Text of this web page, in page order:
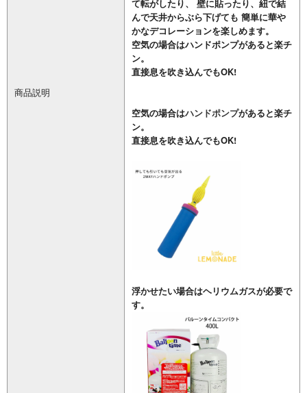
商品説明
て転がしたり、 壁に貼ったり、紐で結
んで天井からぶら下げても 簡単に華や
かなデコレーションを楽しめます。
空気の場合はハンドポンプがあると楽チ
ン。
直接息を吹き込んでもOK!
空気の場合はハンドポンプがあると楽チ
ン。
直接息を吹き込んでもOK!
浮かせたい場合はヘリウムガスが必要で
す。